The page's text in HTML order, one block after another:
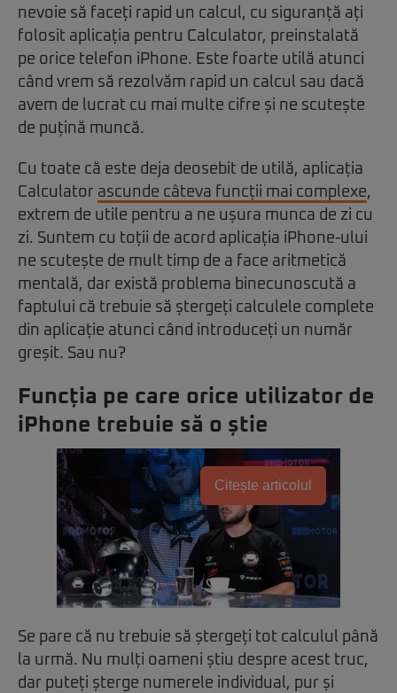
nevoie să faceți rapid un calcul, cu siguranță ați
folosit aplicația pentru Calculator, preinstalată
pe orice telefon iPhone. Este foarte utilă atunci
când vrem să rezolvăm rapid un calcul sau dacă
avem de lucrat cu mai multe cifre și ne scutește
de puțină muncă.
Cu toate că este deja deosebit de utilă, aplicația
Calculator ascunde câteva funcții mai complexe,
extrem de utile pentru a ne ușura munca de zi cu
zi. Suntem cu toții de acord aplicația iPhone-ului
ne scutește de mult timp de a face aritmetică
mentală, dar există problema binecunoscută a
faptului că trebuie să ștergeți calculele complete
din aplicație atunci când introduceți un număr
greșit. Sau nu?
Funcția pe care orice utilizator de
iPhone trebuie să o știe
Citește articolul
Se pare că nu trebuie să ștergeți tot calculul până
la urmă. Nu mulți oameni știu despre acest truc,
dar puteți șterge numerele individual, pur și